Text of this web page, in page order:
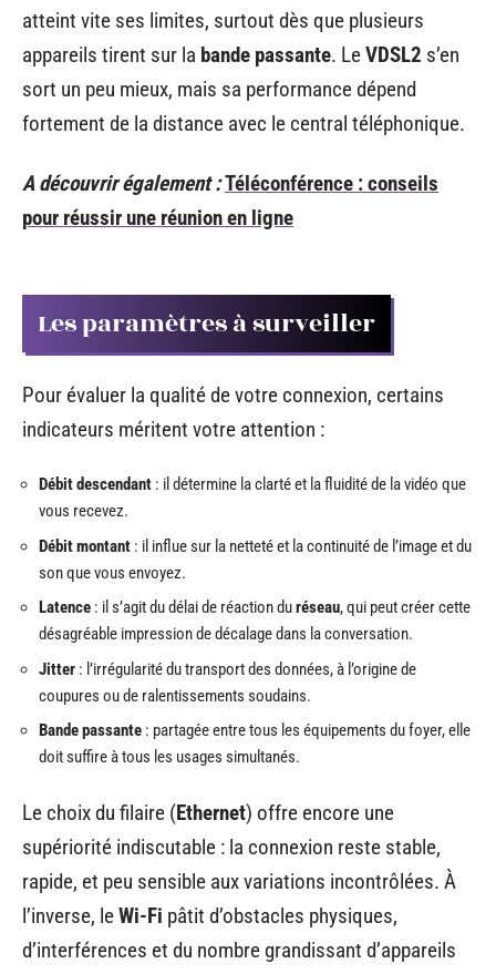
atteint vite ses limites, surtout dès que plusieurs
appareils tirent sur la bande passante. LeVDSL2 s’en
sort un peu mieux, mais sa performance dépend
fortement de la distance avec le central téléphonique.
A découvrir également :Téléconférence : conseils
pour réussir une réunion en ligne
Les paramètres à surveiller
Pour évaluer la qualité de votre connexion, certains
indicateurs méritent votre attention :
Débit descendant : il détermine la clarté et la fluidité de la vidéo que
vous recevez.
Débit montant : il influe sur la netteté et la continuité de l’image et du
son que vous envoyez.
Latence : il s’agit du délai de réaction duréseau, qui peut créer cette
désagréable impression de décalage dans la conversation.
Jitter : l’irrégularité du transport des données, à l’origine de
coupures ou de ralentissements soudains.
Bande passante : partagée entre tous les équipements du foyer, elle
doit suffire à tous les usages simultanés.
Le choix du filaire (Ethernet) offre encore une
supériorité indiscutable : la connexion reste stable,
rapide, et peu sensible aux variations incontrôlées. À
l’inverse, leWi-Fi pâtit d’obstacles physiques,
d’interférences et du nombre grandissant d’appareils